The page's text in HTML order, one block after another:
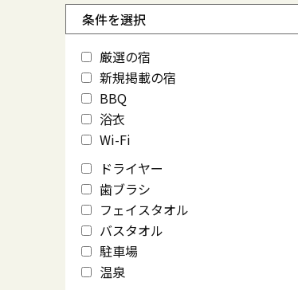
条件を選択
厳選の宿
新規掲載の宿
BBQ
浴衣
Wi-Fi
ドライヤー
歯ブラシ
フェイスタオル
バスタオル
駐車場
温泉